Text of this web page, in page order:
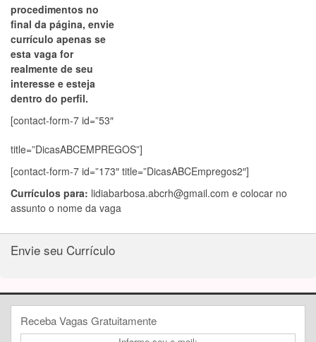
procedimentos no
final da página, envie
currículo apenas se
esta vaga for
realmente de seu
interesse e esteja
dentro do perfil.
[contact-form-7 id=”53″
title=”DicasABCEMPREGOS”]
[contact-form-7 id=”173″ title=”DicasABCEmpregos2″]
Currículos para: lidiabarbosa.abcrh@gmail.com e colocar no
assunto o nome da vaga
Envie seu Currículo
Receba Vagas Gratuitamente